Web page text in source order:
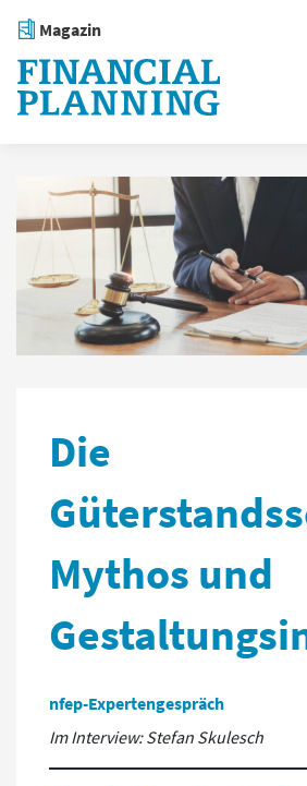
Magazin
Die
Mythos und
nfep-Expertengespräch
Im Interview: Stefan Skulesch